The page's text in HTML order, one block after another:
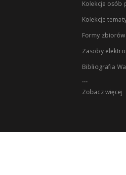
Kolekcje osób
Kolekcje
Formy zbiorów
Zasoby
Bibliografia
...
Zobacz więcej